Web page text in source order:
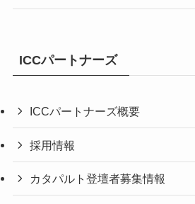
ICCパートナーズ
ICCパートナーズ概要
採用情報
カタパルト登壇者募集情報